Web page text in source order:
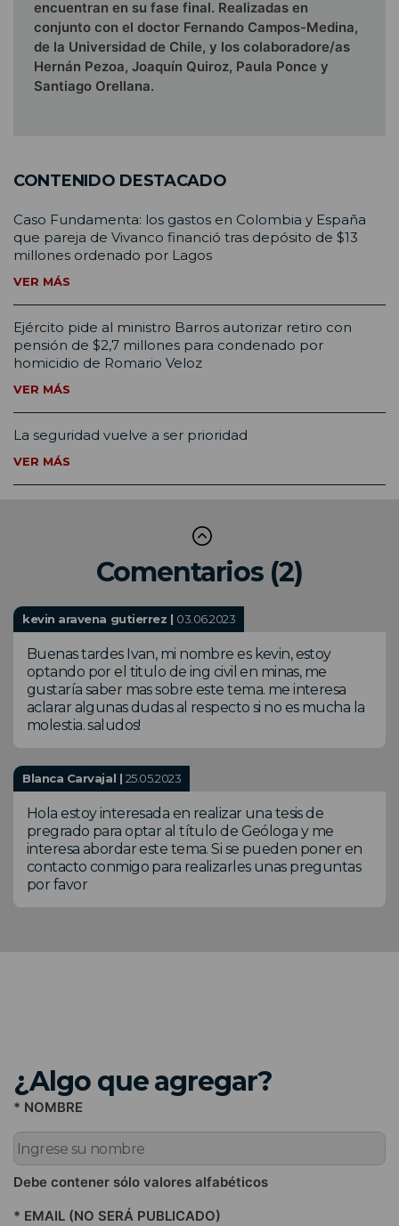
encuentran en su fase final. Realizadas en
conjunto con el doctor Fernando Campos-Medina,
de la Universidad de Chile, y los colaboradore/as
Hernán Pezoa, Joaquín Quiroz, Paula Ponce y
Santiago Orellana.
CONTENIDO DESTACADO
Caso Fundamenta: los gastos en Colombia y España
que pareja de Vivanco financió tras depósito de $13
millones ordenado por Lagos
VER MÁS
Ejército pide al ministro Barros autorizar retiro con
pensión de $2,7 millones para condenado por
homicidio de Romario Veloz
VER MÁS
La seguridad vuelve a ser prioridad
VER MÁS
Comentarios (2)
kevin aravena gutierrez | 03.06.2023
Buenas tardes Ivan, mi nombre es kevin, estoy
optando por el titulo de ing civil en minas, me
gustaría saber mas sobre este tema. me interesa
aclarar algunas dudas al respecto si no es mucha la
molestia. saludos!
Blanca Carvajal | 25.05.2023
Hola estoy interesada en realizar una tesis de
pregrado para optar al título de Geóloga y me
interesa abordar este tema. Si se pueden poner en
contacto conmigo para realizarles unas preguntas
por favor
¿Algo que agregar?
* NOMBRE
Debe contener sólo valores alfabéticos
* EMAIL (NO SERÁ PUBLICADO)